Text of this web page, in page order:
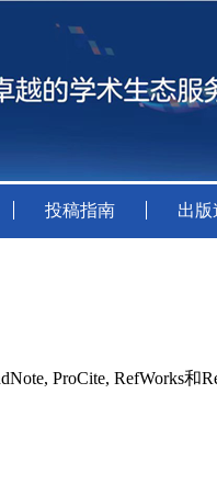
投稿指南 出版
ProCite, RefWorks和